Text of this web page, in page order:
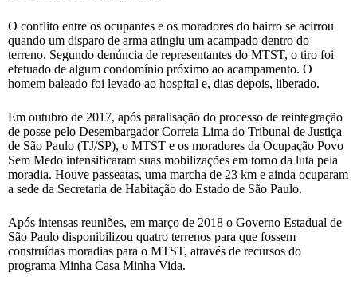
O conflito entre os ocupantes e os moradores do bairro se acirrou
quando um disparo de arma atingiu um acampado dentro do
terreno. Segundo denúncia de representantes do MTST, o tiro foi
efetuado de algum condomínio próximo ao acampamento. O
homem baleado foi levado ao hospital e, dias depois, liberado.
Em outubro de 2017, após paralisação do processo de reintegração
de posse pelo Desembargador Correia Lima do Tribunal de Justiça
de São Paulo (TJ/SP), o MTST e os moradores da Ocupação Povo
Sem Medo intensificaram suas mobilizações em torno da luta pela
moradia. Houve passeatas, uma marcha de 23 km e ainda ocuparam
a sede da Secretaria de Habitação do Estado de São Paulo.
Após intensas reuniões, em março de 2018 o Governo Estadual de
São Paulo disponibilizou quatro terrenos para que fossem
construídas moradias para o MTST, através de recursos do
programa Minha Casa Minha Vida.